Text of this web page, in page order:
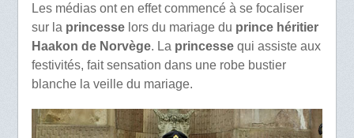
Les médias ont en effet commencé à se focaliser
sur la princesselors du mariage du prince héritier
Haakon de Norvège. La princessequi assiste aux
festivités, fait sensation dans une robe bustier
blanche la veille du mariage.